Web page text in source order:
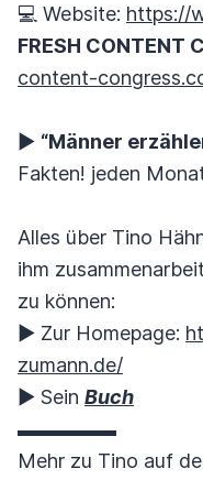
💻 Website: https://
FRESH CONTENT
content-
▶︎ “Männer
Fakten! jeden
Alles über Tino
ihm
zu können:
▶︎ Zur Homepage:
zumann.de/
▶︎ Sein Buch
▬▬▬▬▬
Mehr zu Tino auf